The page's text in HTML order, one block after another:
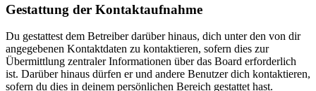
Gestattung der Kontaktaufnahme
Du gestattest dem Betreiber darüber hinaus, dich unter den von dir
angegebenen Kontaktdaten zu kontaktieren, sofern dies zur
Übermittlung zentraler Informationen über das Board erforderlich
ist. Darüber hinaus dürfen er und andere Benutzer dich kontaktieren,
sofern du dies in deinem persönlichen Bereich gestattet hast.